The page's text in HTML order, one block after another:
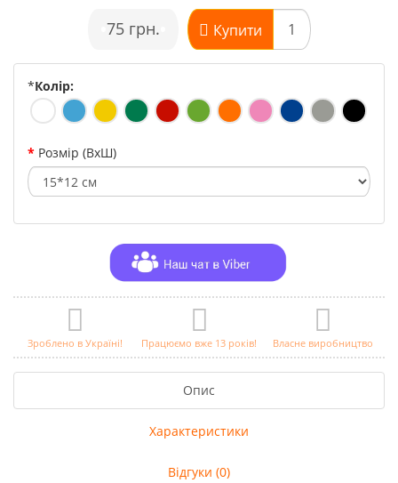
75 грн. Купити
*Колір:
Розмір (ВхШ)
Зроблено в Україні! Працюємо вже 13 років! Власне виробництво
Опис
Характеристики
Відгуки (0)